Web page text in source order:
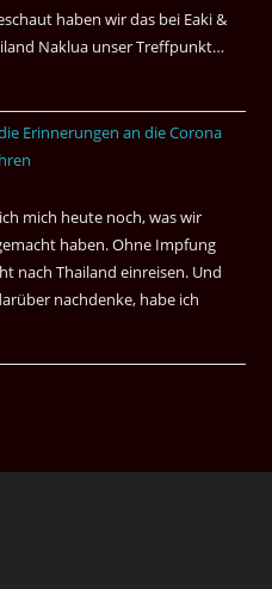
haben wir das bei Eaki &
Naklua unser Treffpunkt…
bei
Erinnerungen an die Corona
mich heute noch, was wir
haben. Ohne Impfung
nach Thailand einreisen. Und
nachdenke, habe ich